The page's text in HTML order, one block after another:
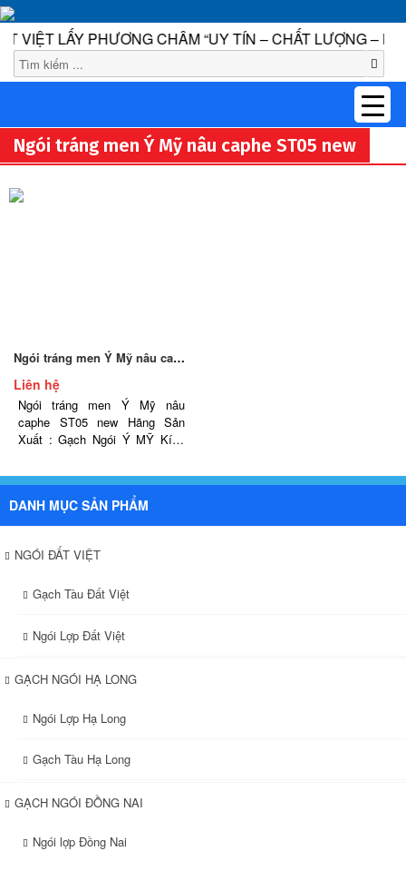
LẤY PHƯƠNG CHÂM “UY TÍN – CHẤT LƯỢNG – DỊCH
DANH MỤC SẢN PHẨM
NGÓI ĐẤT VIỆT
Gạch Tàu Đất Việt
Ngói Lợp Đất Việt
GẠCH NGÓI HẠ LONG
Ngói Lợp Hạ Long
Gạch Tàu Hạ Long
GẠCH NGÓI ĐỒNG NAI
Ngói lợp Đồng Nai
Ngói tráng men Ý Mỹ nâu caphe ST05 new
Ngói tráng men Ý Mỹ nâu caphe ST05 new
Liên hệ
Ngói tráng men Ý Mỹ nâu
caphe ST05 new Hãng Sản
Xuất : Gạch Ngói Ý MỸ Kích
lượng 3.2 kg Độ dốc tối thiểu
17 độ Độ dốc tối đa 90 độ Độ
dốc tối ưu 30 độ - 35 độ Phần
phủ (chồng mí) 80 mm Cường
độ chịu uốn > 20N/mm2 Độ hút
nước < 3,5% Khoảng cách mè
viên/m2 9,8 – 10,2 viên, tùy
cách mè